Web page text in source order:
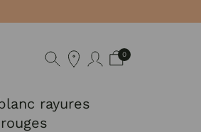
0
rayures